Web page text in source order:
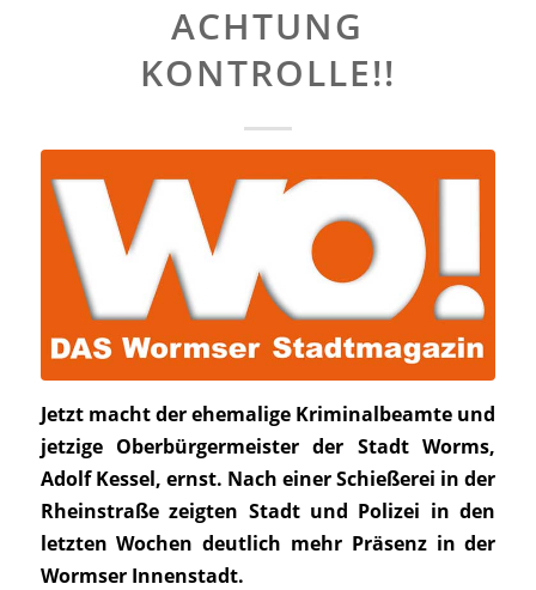
ACHTUNG
KONTROLLE!!
Jetzt macht der ehemalige Kriminalbeamte und
jetzige Oberbürgermeister der Stadt Worms,
Adolf Kessel, ernst. Nach einer Schießerei in der
Rheinstraße zeigten Stadt und Polizei in den
letzten Wochen deutlich mehr Präsenz in der
Wormser Innenstadt.